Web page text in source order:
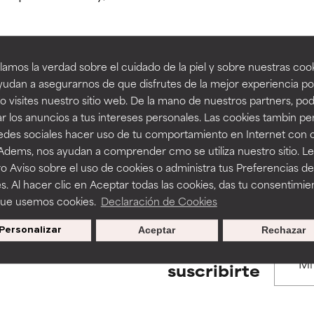
la verdad sobre el cuidado de la piel y sobre nuestras
a asegurarnos de que disfrutes de la mejor experiencia
visites nuestro sitio web. De la mano de nuestros partners,
los anuncios a tus intereses personales. Las cookies tambin
sociales hacer uso de tu comportamiento en Internet con
nos ayudan a comprender cmo se utiliza nuestro sitio.
Aviso sobre el uso de cookies o administra tus Preferencias de
Al hacer clic en Aceptar todas las cookies, das tu
usemos cookies. Declaración de Cookies
Personalizar Rechazar
Aceptar
BACK TO SEARCH
to assess ingredients in this dictionary. Regulations
tan beneficiosos como los de la categoría excelente, suelen ser
la estabilidad o la absorción de una fórmula.
ciertas limitaciones en cuanto a su apariencia, estabilidad o
básicos o que no cuentan con suficiente respaldo científico.
algunos beneficios se recomienda evitarlo por su
efectos adversos como irritación, inflamación o
se utiliza en altas concentraciones o junto con otros
tan beneficiosos como los de la categoría excelente, suelen ser
la estabilidad o la absorción de una fórmula.
ciertas limitaciones en cuanto a su apariencia, estabilidad o
básicos o que no cuentan con suficiente respaldo científico.
algunos beneficios se recomienda evitarlo por su
efectos adversos como irritación, inflamación o
se utiliza en altas concentraciones o junto con otros
suscribirte